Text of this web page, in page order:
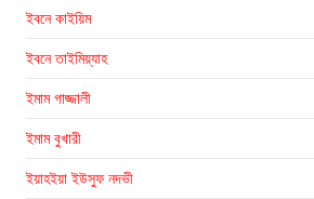
ইবনে কাইয়িম
ইবনে তাইমিয়্যাহ
ইমাম গাজ্জালী
ইমাম বুখারী
ইয়াহইয়া ইউসুফ নদভী